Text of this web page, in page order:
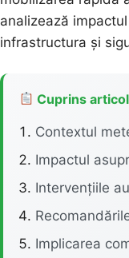
analizează
infrastructura și
Cuprins articol
Contextul
Impactul
Intervențiile
Implicarea